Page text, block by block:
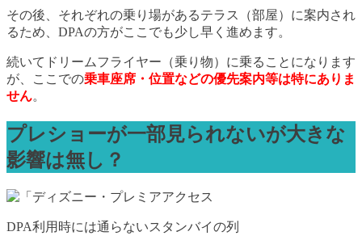
その後、それぞれの乗り場があるテラス（部屋）に案内され
るため、DPAの方がここでも少し早く進めます。
続いてドリームフライヤー（乗り物）に乗ることになります
が、ここでの乗車座席・位置などの優先案内等は特にありま
せん。
プレショーが一部見られないが大きな
影響は無し？
DPA利用時には通らないスタンバイの列